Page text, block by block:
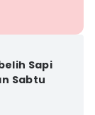
Sapi
Sabtu